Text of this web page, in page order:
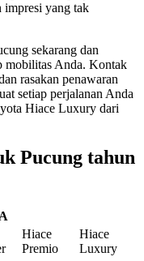
impresi yang tak
sekarang dan
mobilitas Anda. Kontak
rasakan penawaran
setiap perjalanan Anda
Hiace Luxury dari
Pucung tahun
Hiace
Premio
Hiace
Luxury